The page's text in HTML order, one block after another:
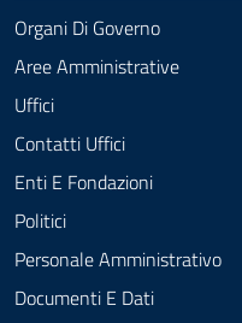
Organi Di Governo
Aree Amministrative
Uffici
Contatti Uffici
Enti E Fondazioni
Politici
Personale Amministrativo
Documenti E Dati